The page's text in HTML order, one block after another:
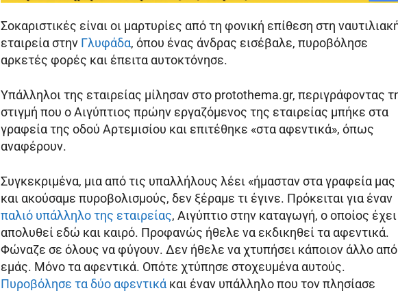
Σοκαριστικές είναι οι μαρτυρίες από τη φονική επίθεση στη
εταιρεία στην Γλυφάδα, όπου ένας άνδρας εισέβαλε, πυροβόλησε
αρκετές φορές και έπειτα αυτοκτόνησε.
Υπάλληλοι της εταιρείας μίλησαν στο protothema.gr, περιγράφοντας
στιγμή που ο Αιγύπτιος πρώην εργαζόμενος της εταιρείας μπήκε στα
γραφεία της οδού Αρτεμισίου και επιτέθηκε «στα αφεντικά», όπως
αναφέρουν.
Συγκεκριμένα, μια από τις υπαλλήλους λέει «ήμασταν στα γραφεία μας
και ακούσαμε πυροβολισμούς, δεν ξέραμε τι έγινε. Πρόκειται για έναν
παλιό υπάλληλο της εταιρείας, Αιγύπτιο στην καταγωγή, ο οποίος έχει
απολυθεί εδώ και καιρό. Προφανώς ήθελε να εκδικηθεί τα αφεντικά.
Φώναζε σε όλους να φύγουν. Δεν ήθελε να χτυπήσει κάποιον άλλο από
εμάς. Μόνο τα αφεντικά. Οπότε χτύπησε στοχευμένα αυτούς.
Πυροβόλησε τα δύο αφεντικά και έναν υπάλληλο που τον πλησίασε